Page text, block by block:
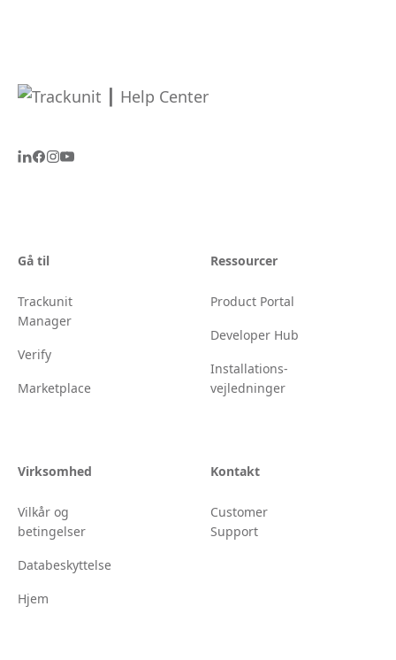
Gå til
Trackunit
Manager
Verify
Marketplace
Ressourcer
Product Portal
Developer Hub
Installations-
vejledninger
Virksomhed
Vilkår og
betingelser
Databeskyttelse
Hjem
Kontakt
Customer
Support